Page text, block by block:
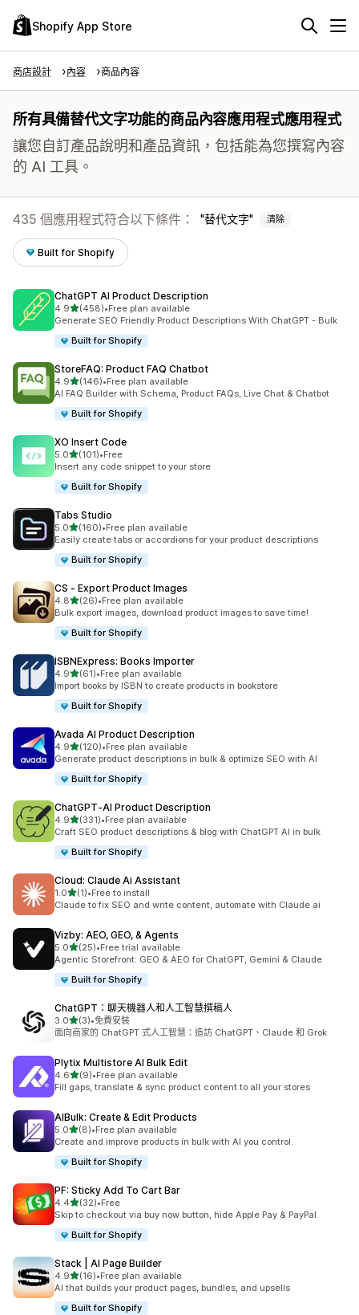
Shopify App Store
商店設計 內容 商品內容
所有具備替代文字功能的商品內容應用程式應用程式
讓您自訂產品說明和產品資訊，包括能為您撰寫內容
的 AI 工具。
435 個應用程式符合以下條件： 替代文字 清除
Built for Shopify
ChatGPT AI Product Description
4.9滿分 5 顆星
(458)
共有 458 則評價
•Free plan available
Generate SEO Friendly Product Descriptions With ChatGPT - Bulk
Built for Shopify
StoreFAQ: Product FAQ Chatbot
4.9滿分 5 顆星
(146)
共有 146 則評價
•Free plan available
AI FAQ Builder with Schema, Product FAQs, Live Chat & Chatbot
Built for Shopify
XO Insert Code
5.0滿分 5 顆星
(101)
共有 101 則評價
•Free
Insert any code snippet to your store
Built for Shopify
Tabs Studio
5.0滿分 5 顆星
(160)
共有 160 則評價
•Free plan available
Easily create tabs or accordions for your product descriptions
Built for Shopify
CS ‑ Export Product Images
4.8滿分 5 顆星
(26)
共有 26 則評價
•Free plan available
Bulk export images, download product images to save time!
Built for Shopify
ISBNExpress: Books Importer
4.9滿分 5 顆星
(61)
共有 61 則評價
•Free plan available
Import books by ISBN to create products in bookstore
Built for Shopify
Avada AI Product Description
4.9滿分 5 顆星
(120)
共有 120 則評價
•Free plan available
Generate product descriptions in bulk & optimize SEO with AI
Built for Shopify
ChatGPT‑AI Product Description
4.9滿分 5 顆星
(331)
共有 331 則評價
•Free plan available
Craft SEO product descriptions & blog with ChatGPT AI in bulk
Built for Shopify
Cloud: Claude Ai Assistant
1.0滿分 5 顆星
(1)
共有 1 則評價
•Free to install
Claude to fix SEO and write content, automate with Claude ai
Vizby: AEO, GEO, & Agents
5.0滿分 5 顆星
(25)
共有 25 則評價
•Free trial available
Agentic Storefront: GEO & AEO for ChatGPT, Gemini & Claude
Built for Shopify
ChatGPT：聊天機器人和人工智慧撰稿人
3.0滿分 5 顆星
(3)
共有 3 則評價
•免費安裝
面向商家的 ChatGPT 式人工智慧：造訪 ChatGPT、Claude 和 Grok
Plytix Multistore AI Bulk Edit
4.6滿分 5 顆星
(9)
共有 9 則評價
•Free plan available
Fill gaps, translate & sync product content to all your stores
AIBulk: Create & Edit Products
5.0滿分 5 顆星
(8)
共有 8 則評價
•Free plan available
Create and improve products in bulk with AI you control.
Built for Shopify
PF: Sticky Add To Cart Bar
4.4滿分 5 顆星
(32)
共有 32 則評價
•Free
Skip to checkout via buy now button, hide Apple Pay & PayPal
Built for Shopify
Stack | AI Page Builder
4.9滿分 5 顆星
(16)
共有 16 則評價
•Free plan available
AI that builds your product pages, bundles, and upsells
Built for Shopify